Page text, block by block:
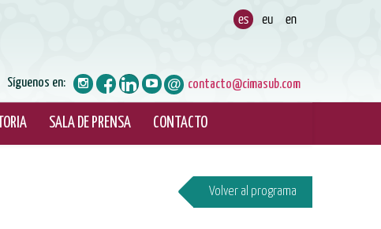
contacto@cimasub.com
Síguenos en:
SALA DE PRENSA CONTACTO
Volver al programa